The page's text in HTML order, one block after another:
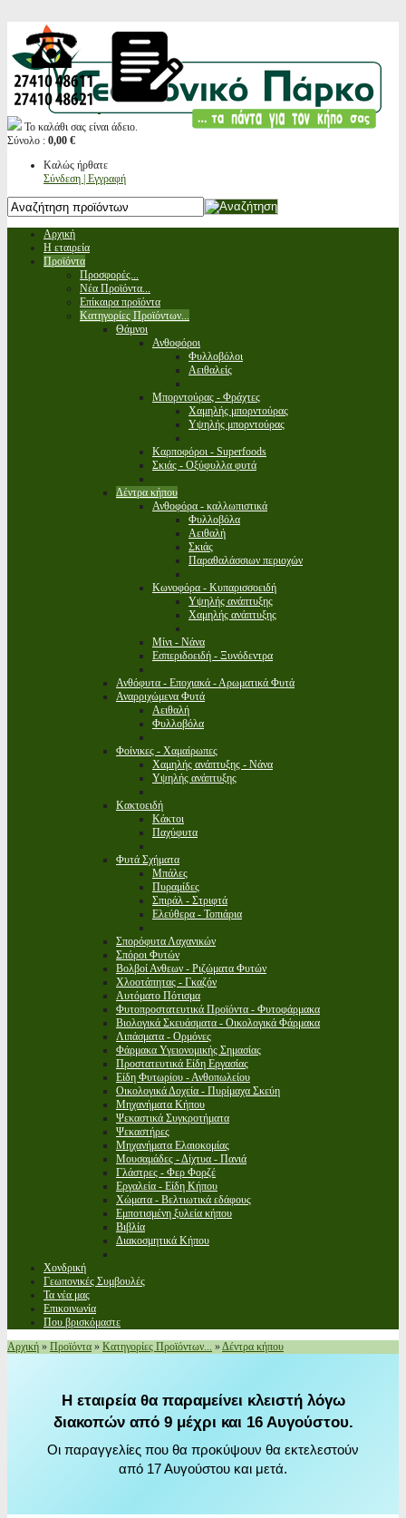
Το καλάθι σας είναι άδειο.
Σύνολο : 0,00 €
Καλώς ήρθατε
Σύνδεση | Εγγραφή
Αρχική
Η εταιρεία
Προϊόντα
Προσφορές...
Νέα Προϊόντα...
Επίκαιρα προϊόντα
Κατηγορίες Προϊόντων...
Θάμνοι
Ανθοφόροι
Φυλλοβόλοι
Αειθαλείς
Μπορντούρας - Φράχτες
Χαμηλής μπορντούρας
Υψηλής μπορντούρας
Καρποφόροι - Superfoods
Σκιάς - Οξύφυλλα φυτά
Δέντρα κήπου
Ανθοφόρα - καλλωπιστικά
Φυλλοβόλα
Αειθαλή
Σκιάς
Παραθαλάσσιων περιοχών
Κωνοφόρα - Κυπαρισσοειδή
Υψηλής ανάπτυξης
Χαμηλής ανάπτυξης
Μίνι - Νάνα
Εσπεριδοειδή - Ξυνόδεντρα
Ανθόφυτα - Εποχιακά - Αρωματικά Φυτά
Αναρριχώμενα Φυτά
Αειθαλή
Φυλλοβόλα
Φοίνικες - Χαμαίρωπες
Χαμηλής ανάπτυξης - Νάνα
Υψηλής ανάπτυξης
Κακτοειδή
Κάκτοι
Παχύφυτα
Φυτά Σχήματα
Μπάλες
Πυραμίδες
Σπιράλ - Στριφτά
Ελεύθερα - Τοπιάρια
Σπορόφυτα Λαχανικών
Σπόροι Φυτών
Βολβοί Ανθεων - Ριζώματα Φυτών
Χλοοτάπητας - Γκαζόν
Αυτόματο Πότισμα
Φυτοπροστατευτικά Προϊόντα - Φυτοφάρμακα
Βιολογικά Σκευάσματα - Οικολογικά Φάρμακα
Λιπάσματα - Ορμόνες
Φάρμακα Υγειονομικής Σημασίας
Προστατευτικά Είδη Εργασίας
Είδη Φυτωρίου - Ανθοπωλείου
Οικολογικά Δοχεία - Πυρίμαχα Σκεύη
Μηχανήματα Κήπου
Ψεκαστικά Συγκροτήματα
Ψεκαστήρες
Μηχανήματα Ελαιοκομίας
Μουσαμάδες - Δίχτυα - Πανιά
Γλάστρες - Φερ Φορζέ
Εργαλεία - Είδη Κήπου
Χώματα - Βελτιωτικά εδάφους
Εμποτισμένη ξυλεία κήπου
Βιβλία
Διακοσμητικά Κήπου
Χονδρική
Γεωπονικές Συμβουλές
Τα νέα μας
Επικοινωνία
Που βρισκόμαστε
Αρχική » Προϊόντα » Κατηγορίες Προϊόντων... »Δέντρα κήπου
Η εταιρεία θα παραμείνει κλειστή λόγω
διακοπών από 9 μέχρι και 16 Αυγούστου.
Οι παραγγελίες που θα προκύψουν θα εκτελεστούν
από 17 Αυγούστου και μετά.